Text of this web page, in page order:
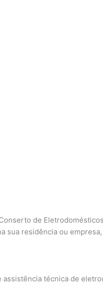
de
sua residência ou
assistência técnica de